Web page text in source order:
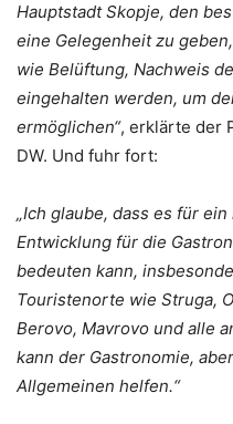
Hauptstadt Skopje, den
eine Gelegenheit zu
wie Belüftung, Nachweis
eingehalten werden, um
ermöglichen“, erklärte der
DW. Und fuhr fort:
„Ich glaube, dass es für
Entwicklung für die
bedeuten kann,
Touristenorte wie Struga,
Berovo, Mavrovo und alle
kann der Gastronomie,
Allgemeinen helfen.“